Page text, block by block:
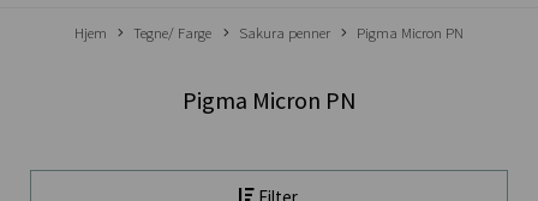
Hjem Tegne/ Farge Sakura penner Pigma Micron PN
Pigma Micron PN